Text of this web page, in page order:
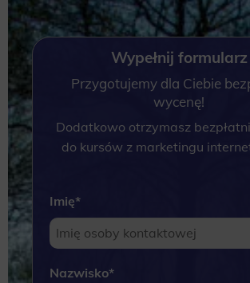
Wypełnij formularz
Przygotujemy dla Ciebie
wycenę!
Dodatkowo otrzymasz
do kursów z marketingu
Imię*
Nazwisko*